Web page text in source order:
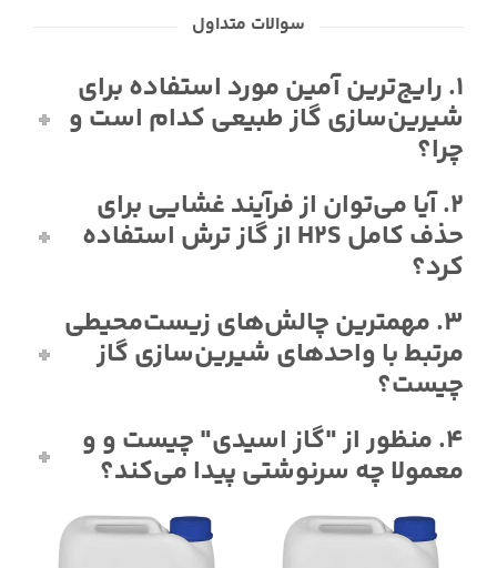
سوالات متداول
1. رایج‌ترین آمین مورد استفاده برای
شیرین‌سازی گاز طبیعی کدام است و
چرا؟
2. آیا می‌توان از فرآیند غشایی برای
حذف کامل H2S از گاز ترش استفاده
کرد؟
3. مهمترین چالش‌های زیست‌محیطی
مرتبط با واحدهای شیرین‌سازی گاز
چیست؟
4. منظور از "گاز اسیدی" چیست و و
معمولا چه سرنوشتی پیدا می‌کند؟